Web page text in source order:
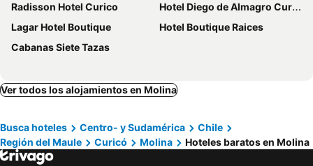
Radisson Hotel Curico
Hotel Diego de Almagro Curico
Lagar Hotel Boutique
Hotel Boutique Raices
Cabanas Siete Tazas
Ver todos los alojamientos en Molina
Busca hoteles Centro- y Sudamérica
Chile
Región del Maule
Curicó Molina Hoteles baratos en Molina